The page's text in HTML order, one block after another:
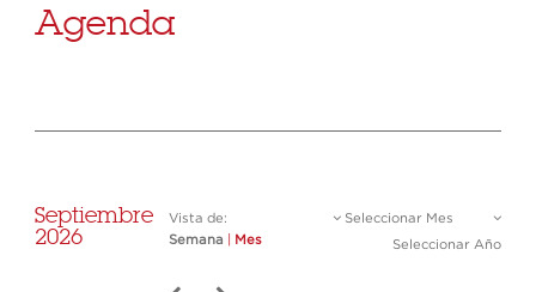
Agenda
Septiembre
2026
Vista de:
Semana
Mes
Seleccionar Mes
Seleccionar Año